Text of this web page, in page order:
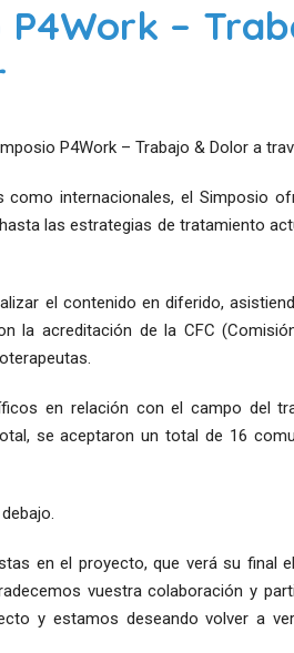
–
P4Work – Trabajo & Dolor a
internacionales, el Simposio
las estrategias de tratamiento
el contenido en diferido,
la acreditación de la CFC
en relación con el campo del
se aceptaron un total de 16
en el proyecto, que verá su final
vuestra colaboración y
y estamos deseando volver a